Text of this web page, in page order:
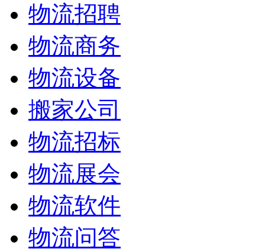
物流招聘
物流商务
物流设备
搬家公司
物流招标
物流展会
物流软件
物流问答